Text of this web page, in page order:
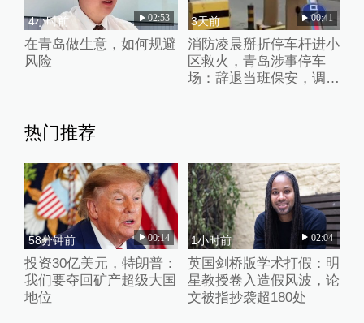
4小时前 02:53
在青岛做生意，如何规避
风险
3天前 00:41
消防凌晨掰折停车杆进小
区救火，青岛涉事停车
场：辞退当班保安，调整
热门推荐
58分钟前 00:14
投资30亿美元，特朗普：
我们要夺回矿产超级大国
地位
1小时前 02:04
英国剑桥版学术打假：明
星教授卷入造假风波，论
文被指抄袭超180处